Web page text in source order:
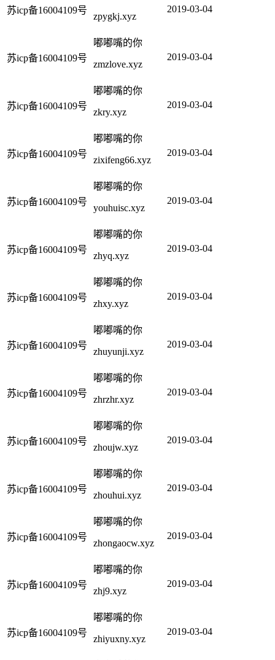
苏icp备16004109号
zpygkj.xyz
2019-03-04
苏icp备16004109号
嘟嘟嘴的你
zmzlove.xyz
2019-03-04
苏icp备16004109号
嘟嘟嘴的你
zkry.xyz
2019-03-04
苏icp备16004109号
嘟嘟嘴的你
zixifeng66.xyz
2019-03-04
苏icp备16004109号
嘟嘟嘴的你
youhuisc.xyz
2019-03-04
苏icp备16004109号
嘟嘟嘴的你
zhyq.xyz
2019-03-04
苏icp备16004109号
嘟嘟嘴的你
zhxy.xyz
2019-03-04
苏icp备16004109号
嘟嘟嘴的你
zhuyunji.xyz
2019-03-04
苏icp备16004109号
嘟嘟嘴的你
zhrzhr.xyz
2019-03-04
苏icp备16004109号
嘟嘟嘴的你
zhoujw.xyz
2019-03-04
苏icp备16004109号
嘟嘟嘴的你
zhouhui.xyz
2019-03-04
苏icp备16004109号
嘟嘟嘴的你
zhongaocw.xyz
2019-03-04
苏icp备16004109号
嘟嘟嘴的你
zhj9.xyz
2019-03-04
苏icp备16004109号
嘟嘟嘴的你
zhiyuxny.xyz
2019-03-04